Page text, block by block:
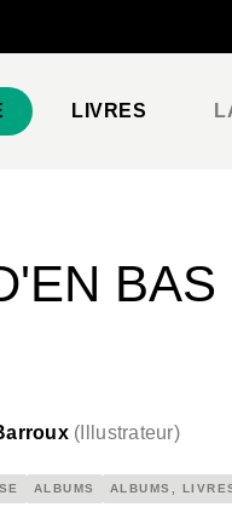
LIVRES
BAS
( Illustrateur)
ALBUMS ALBUMS,